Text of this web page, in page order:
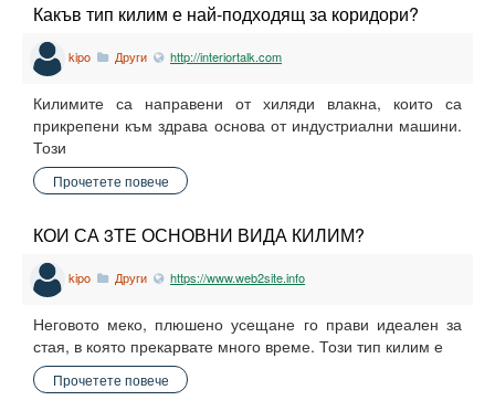
Какъв тип килим е най-подходящ за коридори?
kipo Други http://interiortalk.com
Килимите са направени от хиляди влакна, които са
прикрепени към здрава основа от индустриални машини.
Този
Прочетете повече
КОИ СА 3ТЕ ОСНОВНИ ВИДА КИЛИМ?
kipo Други https://www.web2site.info
Неговото меко, плюшено усещане го прави идеален за
стая, в която прекарвате много време. Този тип килим е
Прочетете повече